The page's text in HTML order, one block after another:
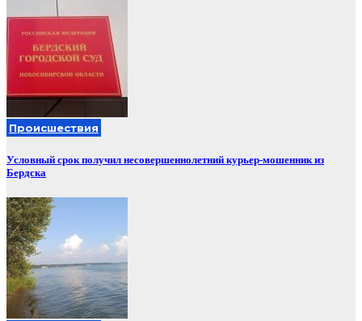
Происшествия
Условный срок получил несовершеннолетний курьер-мошенник из
Бердска